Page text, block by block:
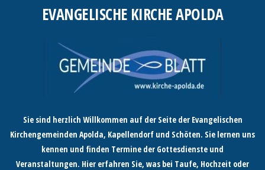
EVANGELISCHE KIRCHE APOLDA
Sie sind herzlich Willkommen auf der Seite der Evangelischen
Kirchengemeinden Apolda, Kapellendorf und Schöten. Sie lernen uns
kennen und finden Termine der Gottesdienste und
Veranstaltungen. Hier erfahren Sie, was bei Taufe, Hochzeit oder